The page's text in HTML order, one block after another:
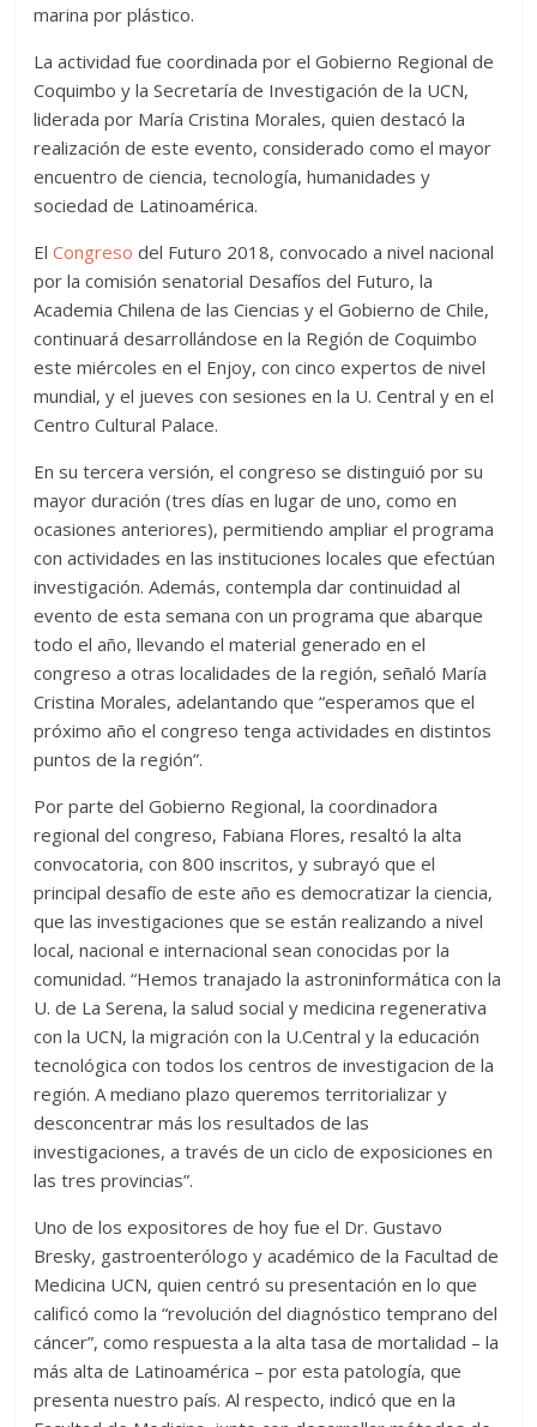
marina por plástico.
La actividad fue coordinada por el Gobierno Regional de
Coquimbo y la Secretaría de Investigación de la UCN,
liderada por María Cristina Morales, quien destacó la
realización de este evento, considerado como el mayor
encuentro de ciencia, tecnología, humanidades y
sociedad de Latinoamérica.
ElCongresodel Futuro 2018, convocado a nivel nacional
por la comisión senatorial Desafíos del Futuro, la
Academia Chilena de las Ciencias y el Gobierno de Chile,
continuará desarrollándose en la Región de Coquimbo
este miércoles en el Enjoy, con cinco expertos de nivel
mundial, y el jueves con sesiones en la U. Central y en el
Centro Cultural Palace.
En su tercera versión, el congreso se distinguió por su
mayor duración (tres días en lugar de uno, como en
ocasiones anteriores), permitiendo ampliar el programa
con actividades en las instituciones locales que efectúan
investigación. Además, contempla dar continuidad al
evento de esta semana con un programa que abarque
todo el año, llevando el material generado en el
congreso a otras localidades de la región, señaló María
Cristina Morales, adelantando que “esperamos que el
próximo año el congreso tenga actividades en distintos
puntos de la región”.
Por parte del Gobierno Regional, la coordinadora
regional del congreso, Fabiana Flores, resaltó la alta
convocatoria, con 800 inscritos, y subrayó que el
principal desafío de este año es democratizar la ciencia,
que las investigaciones que se están realizando a nivel
local, nacional e internacional sean conocidas por la
comunidad. “Hemos tranajado la astroninformática con la
U. de La Serena, la salud social y medicina regenerativa
con la UCN, la migración con la U.Central y la educación
tecnológica con todos los centros de investigacion de la
región. A mediano plazo queremos territorializar y
desconcentrar más los resultados de las
investigaciones, a través de un ciclo de exposiciones en
las tres provincias”.
Uno de los expositores de hoy fue el Dr. Gustavo
Bresky, gastroenterólogo y académico de la Facultad de
Medicina UCN, quien centró su presentación en lo que
calificó como la “revolución del diagnóstico temprano del
cáncer”, como respuesta a la alta tasa de mortalidad – la
más alta de Latinoamérica – por esta patología, que
presenta nuestro país. Al respecto, indicó que en la